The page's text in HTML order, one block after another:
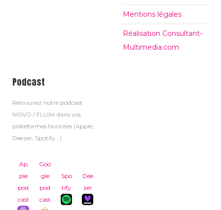
Mentions légales
Réalisation Consultant-
Multimedia.com
Podcast
Retrouvez notre podcast
NOVO / FLUX4 dans vos
plateformes favorites (Apple,
Deezer, Spotify...)
Ap
ple
pod
cast
Goo
gle
pod
cast
Spo
tify
Dee
zer